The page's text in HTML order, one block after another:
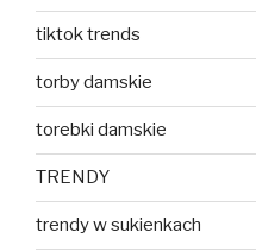
tiktok trends
torby damskie
torebki damskie
TRENDY
trendy w sukienkach